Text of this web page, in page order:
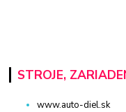
STROJE,
www.auto-diel.sk